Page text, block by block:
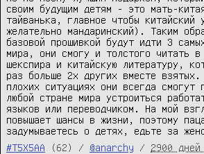
своим будущим детям - это мать-
тайванька, главное чтобы
желательно мандаринский). Таким
базовой прошивкой будут идти 3
мира, они смогу и толстого читать
шекспира и китайскую литературу,
раз больше 2х других вместе
плохих ситуациях они всегда смогут
любой стране мира устроиться
языков или переводчиком. На мой
повышает шансы в жизни, поэтому
задумываетесь о детях, едьте за
#T5X5AA
(62) / @anarchy / 2900 дней